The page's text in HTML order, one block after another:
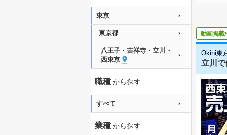
動画掲載
Okini東
立川
東京
東京都
八王子・吉祥寺・立川・
西東京
職種 から探す
すべて
業種 から探す